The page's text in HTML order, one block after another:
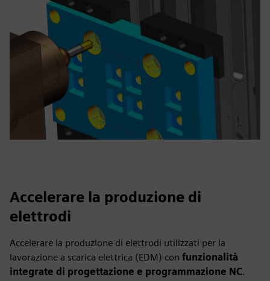
Accelerare la produzione di
elettrodi
Accelerare la produzione di elettrodi utilizzati per la
lavorazione a scarica elettrica (EDM) con funzionalità
integrate di progettazione e programmazione NC.